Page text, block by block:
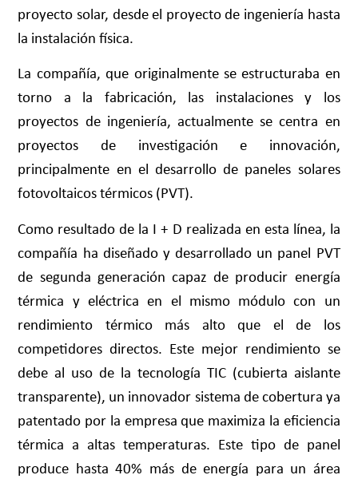
proyecto solar, desde el proyecto de ingeniería hasta
la instalación física.
La compañía, que originalmente se estructuraba en
torno a la fabricación, las instalaciones y los
proyectos de ingeniería, actualmente se centra en
proyectos de investigación e innovación,
principalmente en el desarrollo de paneles solares
fotovoltaicos térmicos (PVT).
Como resultado de la I + D realizada en esta línea, la
compañía ha diseñado y desarrollado un panel PVT
de segunda generación capaz de producir energía
térmica y eléctrica en el mismo módulo con un
rendimiento térmico más alto que el de los
competidores directos. Este mejor rendimiento se
debe al uso de la tecnología TIC (cubierta aislante
transparente), un innovador sistema de cobertura ya
patentado por la empresa que maximiza la eficiencia
térmica a altas temperaturas. Este tipo de panel
produce hasta 40% más de energía para un área